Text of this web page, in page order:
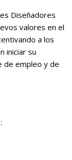
Diseñadores
valores en el
a los
iniciar su
de empleo y de